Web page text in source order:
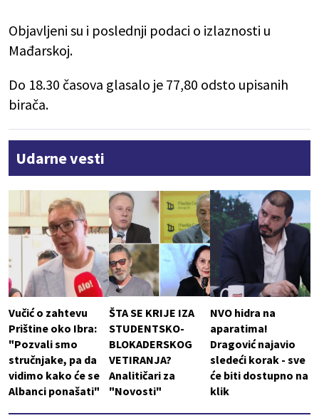
Objavljeni su i poslednji podaci o izlaznosti u
Mađarskoj.
Do 18.30 časova glasalo je 77,80 odsto upisanih
birača.
Udarne vesti
Vučić o zahtevu
Prištine oko Ibra:
"Pozvali smo
stručnjake, pa da
vidimo kako će se
Albanci ponašati"
ŠTA SE KRIJE IZA
STUDENTSKO-
BLOKADERSKOG
VETIRANJA?
Analitičari za
"Novosti"
NVO hidra na
aparatima!
Dragović najavio
sledeći korak - sve
će biti dostupno na
klik